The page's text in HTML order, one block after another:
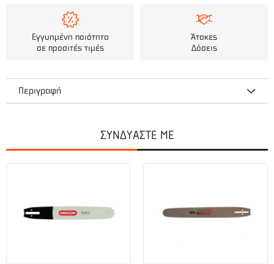
Εγγυημένη ποιότητα
σε προσιτές τιμές
Άτοκες
Δόσεις
Περιγραφή
με λάμα carving με γρανάζι
Μέγιστη ισχύς : 1.2 hp
ΣΥΝΔΥΑΣΤΕ ΜΕ